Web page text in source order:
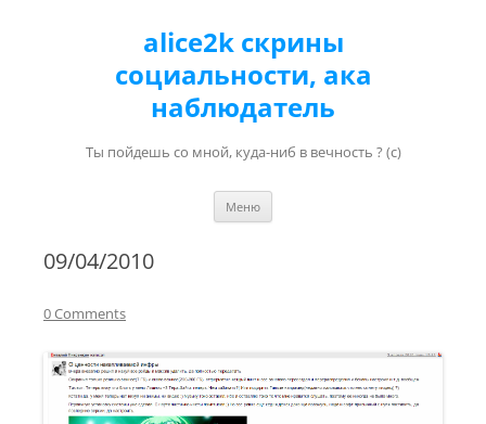
alice2k скрины
социальности, ака
наблюдатель
Ты пойдешь со мной, куда-ниб в вечность ? (с)
Меню
09/04/2010
0 Comments